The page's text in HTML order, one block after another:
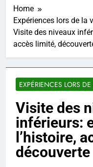
Home
Expériences lors de la
Visite des niveaux
accès limité,
EXPÉRIENCES LORS
Visite des
inférieurs:
l’histoire,